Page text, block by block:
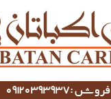
فروش :09120393937